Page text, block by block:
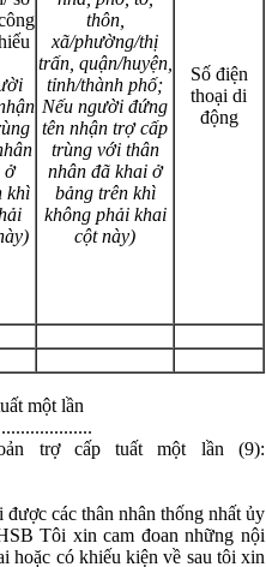
ở
khì
thôn,
xã/phường/thị
trấn, quận/huyện,
tỉnh/thành phố;
Nếu người đứng
tên nhận trợ cấp
trùng với thân
nhân đã khai ở
bảng trên khì
không phải khai
cột này)
Số điện
thoại di
động
một lần
trợ cấp tuất một lần (9):
các thân nhân thống nhất ủy
Tôi xin cam đoan những nội
hoặc có khiếu kiện về sau tôi xin